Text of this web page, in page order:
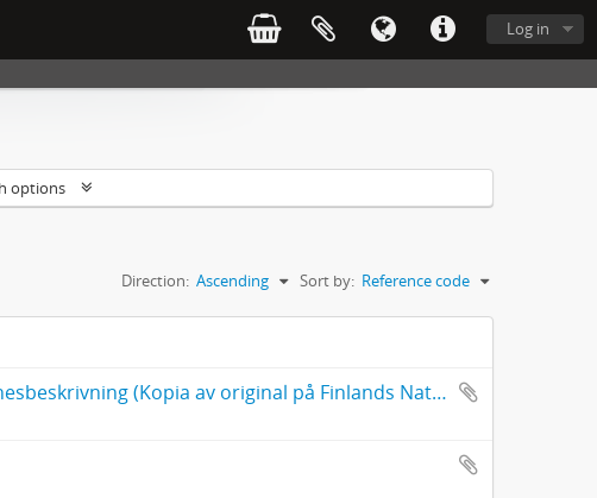
Log in
options
Sort by: Reference code
Direction: Ascending
Digital kopia av Carl Michael Bellmans egenhändiga levernesbeskrivning (Kopia av original på Finlands Nationalmuseum)